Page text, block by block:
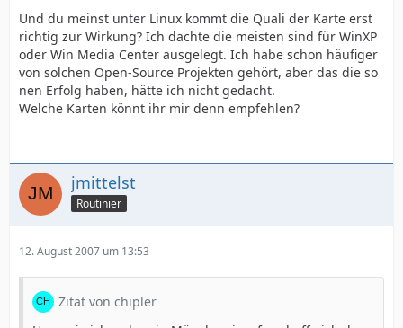
Und du meinst unter Linux kommt die Quali der Karte erst
richtig zur Wirkung? Ich dachte die meisten sind für WinXP
oder Win Media Center ausgelegt. Ich habe schon häufiger
von solchen Open-Source Projekten gehört, aber das die so
nen Erfolg haben, hätte ich nicht gedacht.
Welche Karten könnt ihr mir denn empfehlen?
jmittelst
Routinier
12. August 2007 um 13:53
Zitat von chipler